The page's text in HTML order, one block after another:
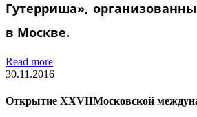
Гутерриша»,
в Москве.
Read more
30.11.2016
Открытие XXVIIМосковской